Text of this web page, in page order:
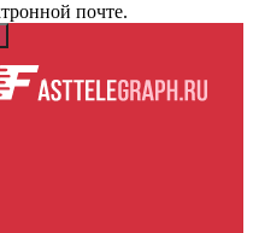
почте.